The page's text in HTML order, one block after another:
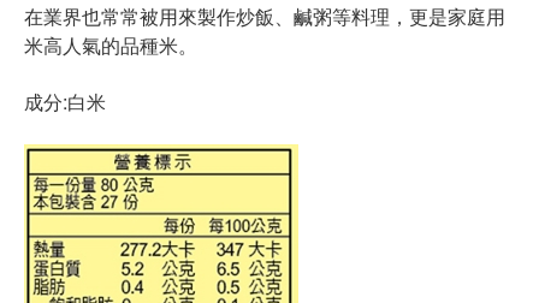
在業界也常常被用來製作炒飯、鹹粥等料理，更是家庭用
米高人氣的品種米。
成分:白米